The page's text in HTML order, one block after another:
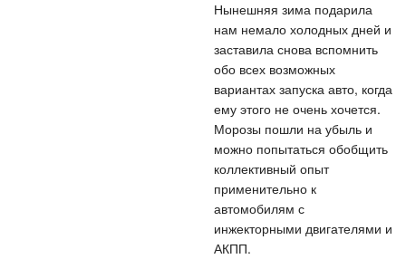
Нынешняя зима подарила
нам немало холодных дней и
заставила снова вспомнить
обо всех возможных
вариантах запуска авто, когда
ему этого не очень хочется.
Морозы пошли на убыль и
можно попытаться обобщить
коллективный опыт
применительно к
автомобилям с
инжекторными двигателями и
АКПП.